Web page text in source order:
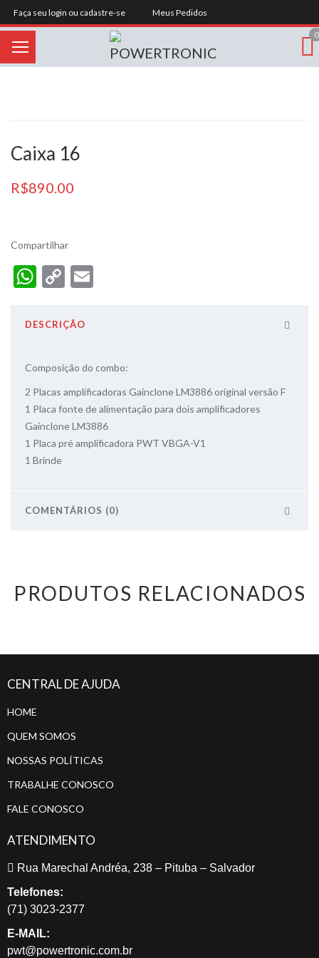
Faça seu login ou cadastre-se Meus Pedidos
0
Caixa 16
R$890.00
Compartilhar
WhatsApp
Copy
DESCRIÇÃO
Composição do combo:
2 Placas amplificadoras Gainclone LM3886 original versão F
1 Placa fonte de alimentação para dois amplificadores
Gainclone LM3886
1 Placa pré amplificadora PWT VBGA-V1
1 Brinde
COMENTÁRIOS (0)
PRODUTOS RELACIONADOS
CENTRAL DE AJUDA
HOME
QUEM SOMOS
NOSSAS POLÍTICAS
TRABALHE CONOSCO
FALE CONOSCO
ATENDIMENTO
Rua Marechal Andréa, 238 – Pituba – Salvador
Telefones:
(71) 3023-2377
E-MAIL:
pwt@powertronic.com.br